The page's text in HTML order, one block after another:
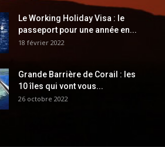
Le Working Holiday Visa : le
passeport pour une année en...
18 février 2022
Grande Barrière de Corail : les
10 îles qui vont vous...
26 octobre 2022